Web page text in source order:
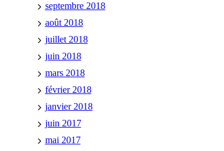
septembre 2018
août 2018
juillet 2018
juin 2018
mars 2018
février 2018
janvier 2018
juin 2017
mai 2017